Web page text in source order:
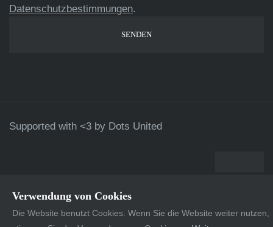
Datenschutzbestimmungen.
Supported with <3 by Dots United
Verwendung von Cookies
Die Website benutzt Cookies. Wenn Sie die Website weiter nutzen,